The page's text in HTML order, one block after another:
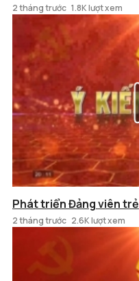
2 tháng trước 1.8K lượt xem
Phát triển Đảng viên trẻ
2 tháng trước 2.6K lượt xem